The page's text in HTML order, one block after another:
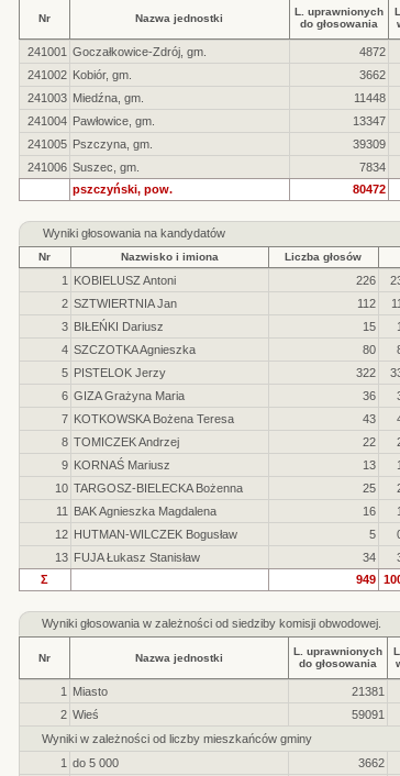
Nr Nazwa jednostki
L. uprawnionych
do głosowania
241001 Goczałkowice-Zdrój, gm. 4872
241002 Kobiór, gm. 3662
241003 Miedźna, gm. 11448
241004 Pawłowice, gm. 13347
241005 Pszczyna, gm. 39309
241006 Suszec, gm. 7834
pszczyński, pow.
80472
Wyniki głosowania na kandydatów
Nr Nazwisko i imiona Liczba głosów
1 KOBIELUSZ Antoni 226
2 SZTWIERTNIA Jan 112
3 BIŁEŃKI Dariusz 15
4 SZCZOTKA Agnieszka 80
5 PISTELOK Jerzy 322
6 GIZA Grażyna Maria 36
7 KOTKOWSKA Bożena Teresa 43
8 TOMICZEK Andrzej 22
9 KORNAŚ Mariusz 13
10 TARGOSZ-BIELECKA Bożenna 25
11
BAK Agnieszka Magdalena 16
12 HUTMAN-WILCZEK Bogusław 5
13 FUJA Łukasz Stanisław 34
Σ
949
Wyniki głosowania w zależności od siedziby komisji obwodowej.
Nr Nazwa jednostki
L. uprawnionych
do głosowania
1 Miasto 21381
2 Wieś 59091
Wyniki w zależności od liczby mieszkańców gminy
1 do 5 000 3662